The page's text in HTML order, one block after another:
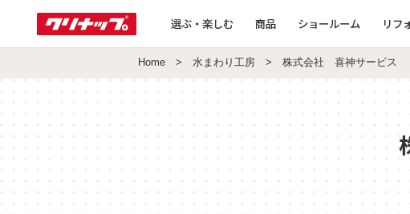
選ぶ・楽しむ 商品 ショールーム リフ
Home > 水まわり工房 > 株式会社 喜神サービス